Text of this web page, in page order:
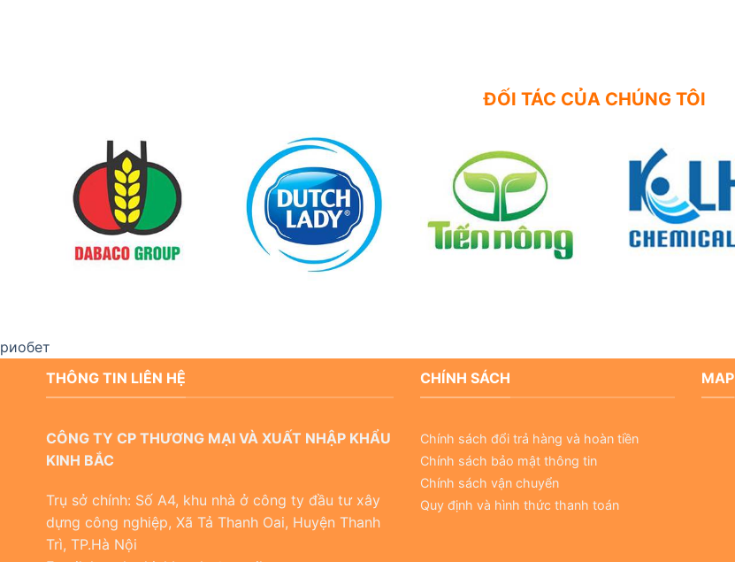
ĐỐI TÁC CỦA CHÚNG TÔI
риобет
THÔNG TIN LIÊN HỆ
CÔNG TY CP THƯƠNG MẠI VÀ XUẤT NHẬP KHẨU
KINH BẮC
Trụ sở chính: Số A4, khu nhà ở công ty đầu tư xây
dựng công nghiệp, Xã Tả Thanh Oai, Huyện Thanh
Trì, TP.Hà Nội
CHÍNH SÁCH
Chính sách đổi trả hàng và hoàn tiền
Chính sách bảo mật thông tin
Chính sách vận chuyển
Quy định và hình thức thanh toán
MAP